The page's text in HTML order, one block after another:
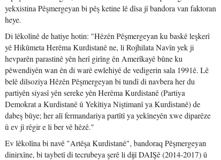
yekxistina Pêşmergeyan bi pêş ketine lê dîsa jî bandora van faktoran
heye.
Di lêkolînê de hatiye hotin: "Hêzên Pêşmergeyan ku baskê leşkerî
yê Hikûmeta Herêma Kurdistanê ne, li Rojhilata Navîn yek ji
hevparên parastinê yên herî girîng ên Amerîkayê bûne ku
pêwendiyên wan ên di warê ewlehiyê de vedigerin sala 1991ê. Lê
belê dilsoziya Hêzên Pêşmergeyan bi tundî di navbera her du
partiyên siyasî yên sereke yên Herêma Kurdistanê (Partiya
Demokrat a Kurdistanê û Yekîtiya Niştimanî ya Kurdistanê) de
dabeş bûye; her alî fermandariya partîtî ya yekîneyên xwe diparêze
û ev jî rêgir e li ber vê hêzê."
Ev lêkolîna bi navê "Artêşa Kurdistanê", bandoraq Pêşmergeyan
dinirxîne, bi taybetî di tecrubeya şerê li dijî DAIŞê (2014-2017) û